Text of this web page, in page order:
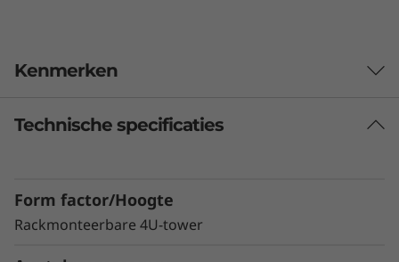
v
Kenmerken
Technische specificaties
Form factor/Hoogte
Rackmonteerbare 4U-tower